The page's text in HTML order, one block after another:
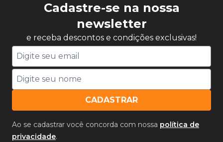
Cadastre-se na nossa
newsletter
e receba descontos e condições exclusivas!
CADASTRAR
Ao se cadastrar você concorda com nossa política de
privacidade.